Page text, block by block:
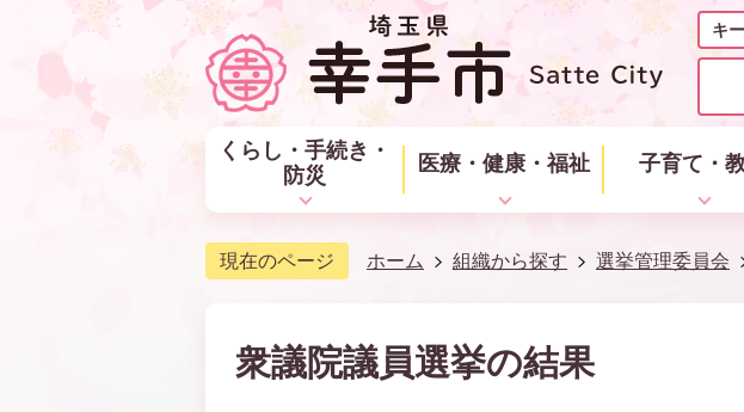
キ
キ
ワ
ド
で
検
くらし・手続き・
防災
医療・健康・福祉 子育て・
現在のページ ホーム 組織から探す 選挙管理委員会
衆議院議員選挙の結果